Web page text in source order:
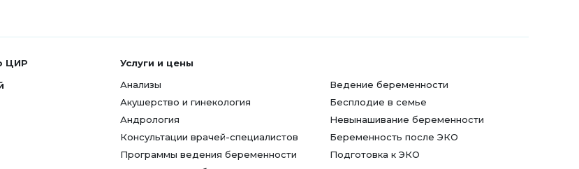
ЦИР
Услуги и цены
Анализы
Акушерство и гинекология
Андрология
Консультации врачей-специалистов
Программы ведения беременности
Ведение беременности
Бесплодие в семье
Невынашивание беременности
Беременность после ЭКО
Подготовка к ЭКО